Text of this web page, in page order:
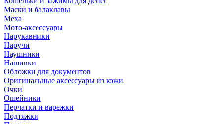
Маски и балаклавы
Меха
Мото-аксессуары
Нарукавники
Наручи
Наушники
Нашивки
Обложки для документов
Оригинальные аксессуары из кожи
Очки
Ошейники
Перчатки и варежки
Подтяжки